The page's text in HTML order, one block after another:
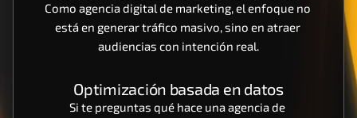
Como agencia digital de marketing, el enfoque no
está en generar tráfico masivo, sino en atraer
audiencias con intención real.
Optimización basada en datos
Si te preguntas qué hace una agencia de